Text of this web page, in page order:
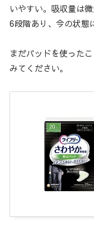
いやすい。吸収量は
6段階あり、今の状態
まだパッドを使った
みてください。